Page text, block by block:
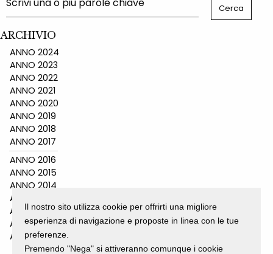
ARCHIVIO
ANNO 2024
ANNO 2023
ANNO 2022
ANNO 2021
ANNO 2020
ANNO 2019
ANNO 2018
ANNO 2017
ANNO 2016
ANNO 2015
ANNO 2014
ANNO 2011
ANNO 2010
ANNO 2009
ANNO 2008
Il nostro sito utilizza cookie per offrirti una migliore
esperienza di navigazione e proposte in linea con le tue
preferenze.
Premendo "Nega" si attiveranno comunque i cookie